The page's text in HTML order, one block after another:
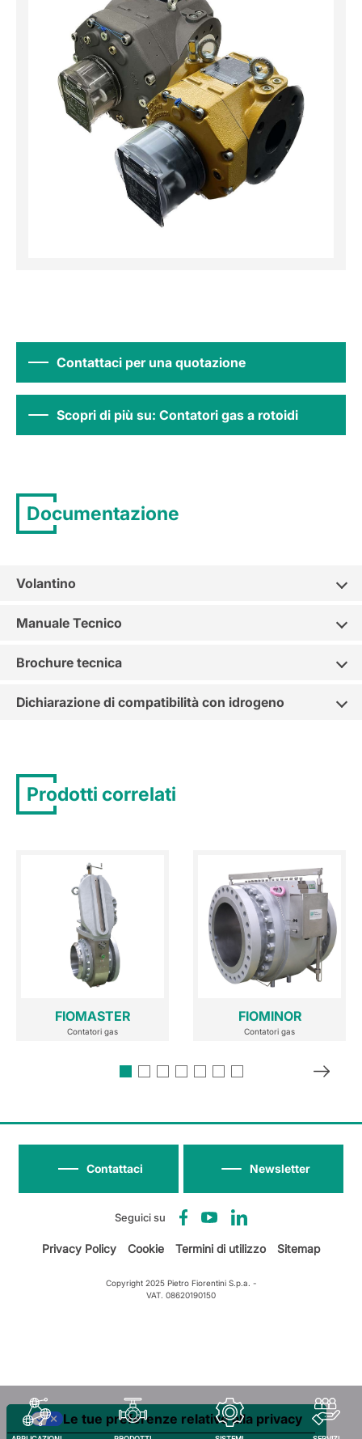
Contattaci per una quotazione
Scopri di più su: Contatori gas a rotoidi
Documentazione
Volantino
Manuale Tecnico
Brochure tecnica
Dichiarazione di compatibilità con idrogeno
Prodotti correlati
FIOMASTER
Contatori gas
FIOMINOR
Contatori gas
Seguici su
Newsletter
Contattaci
Privacy Policy Cookie Termini di utilizzo Sitemap
Copyright 2025 Pietro Fiorentini S.p.a. -
VAT. 08620190150
Le tue preferenze relative alla privacy